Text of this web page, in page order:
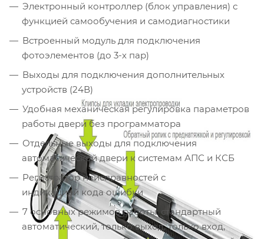
Электронный контроллер (блок управления) с
функцией самообучения и самодиагностики
Встроенный модуль для подключения
фотоэлементов (до 3-х пар)
Выходы для подключения дополнительных
устройств (24В)
Удобная механическая регулировка параметров
работы двери без программатора
Отдельные выходы для подключения
автоматической двери к системам АПС и КСБ
Регистратор неисправностей с
индикацией кода ошибки
7 основных режимов работы: стандартный
автоматический, только выход, только вход,